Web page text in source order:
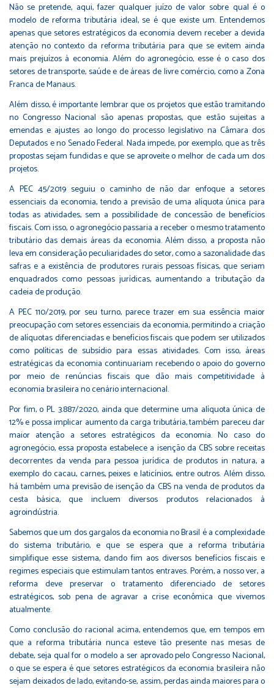
Não se pretende, aqui, fazer qualquer juízo de valor sobre qual é o
modelo de reforma tributária ideal, se é que existe um. Entendemos
apenas que setores estratégicos da economia devem receber a devida
atenção no contexto da reforma tributária para que se evitem ainda
mais prejuízos à economia. Além do agronegócio, esse é o caso dos
setores de transporte, saúde e de áreas de livre comércio, como a Zona
Franca de Manaus.
Além disso, é importante lembrar que os projetos que estão tramitando
no Congresso Nacional são apenas propostas, que estão sujeitas a
emendas e ajustes ao longo do processo legislativo na Câmara dos
Deputados e no Senado Federal. Nada impede, por exemplo, que as três
propostas sejam fundidas e que se aproveite o melhor de cada um dos
projetos.
A PEC 45/2019 seguiu o caminho de não dar enfoque a setores
essenciais da economia, tendo a previsão de uma alíquota única para
todas as atividades, sem a possibilidade de concessão de benefícios
fiscais. Com isso, o agronegócio passaria a receber o mesmo tratamento
tributário das demais áreas da economia. Além disso, a proposta não
leva em consideração peculiaridades do setor, como a sazonalidade das
safras e a existência de produtores rurais pessoas físicas, que seriam
enquadrados como pessoas jurídicas, aumentando a tributação da
cadeia de produção.
A PEC 110/2019, por seu turno, parece trazer em sua essência maior
preocupação com setores essenciais da economia, permitindo a criação
de alíquotas diferenciadas e benefícios fiscais que podem ser utilizados
como políticas de subsídio para essas atividades. Com isso, áreas
estratégicas da economia continuariam recebendo o apoio do governo
por meio de renúncias fiscais que dão mais competitividade à
economia brasileira no cenário internacional.
Por fim, o PL 3.887/2020, ainda que determine uma alíquota única de
12% e possa implicar aumento da carga tributária, também pareceu dar
maior atenção a setores estratégicos da economia. No caso do
agronegócio, essa proposta estabelece a isenção da CBS sobre receitas
decorrentes da venda para pessoa jurídica de produtos in natura, a
exemplo do cacau, carnes, peixes e laticínios, entre outros. Além disso,
há também uma previsão de isenção da CBS na venda de produtos da
cesta básica, que incluem diversos produtos relacionados à
agroindústria.
Sabemos que um dos gargalos da economia no Brasil é a complexidade
do sistema tributário, e que se espera que a reforma tributária
simplifique esse sistema, dando fim aos diversos benefícios fiscais e
regimes especiais que estimulam tantos entraves. Porém, a nosso ver, a
reforma deve preservar o tratamento diferenciado de setores
estratégicos, sob pena de agravar a crise econômica que vivemos
atualmente.
Como conclusão do racional acima, entendemos que, em tempos em
que a reforma tributária nunca esteve tão presente nas mesas de
debate, seja qual for o modelo a ser aprovado pelo Congresso Nacional,
o que se espera é que setores estratégicos da economia brasileira não
sejam deixados de lado, evitando-se, assim, perdas ainda maiores para o